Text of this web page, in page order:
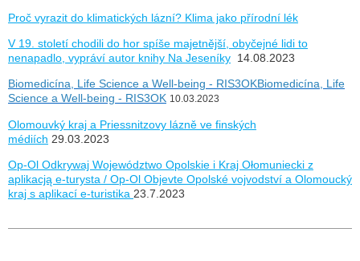
Proč vyrazit do klimatických lázní? Klima jako přírodní lék
V 19. století chodili do hor spíše majetnější, obyčejné lidi to
nenapadlo, vypráví autor knihy Na Jeseníky 14.08.2023
Biomedicína, Life Science a Well-being - RIS3OKBiomedicína, Life
Science a Well-being - RIS3OK 10.03.2023
Olomouvký kraj a Priessnitzovy lázně ve finských
médiích 29.03.2023
Op-Ol Odkrywaj Województwo Opolskie i Kraj Ołomuniecki z
aplikacją e-turysta / Op-Ol Objevte Opolské vojvodství a Olomoucký
kraj s aplikací e-turistika 23.7.2023